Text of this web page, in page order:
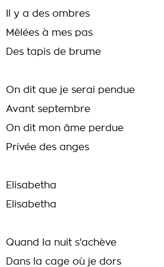
Il y a des ombres
Mêlées à mes pas
Des tapis de brume
On dit que je serai pendue
Avant septembre
On dit mon âme perdue
Privée des anges
Elisabetha
Elisabetha
Quand la nuit s'achève
Dans la cage où je dors